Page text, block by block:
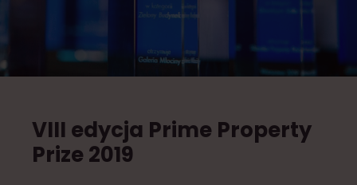
VIII edycja Prime Property
Prize 2019